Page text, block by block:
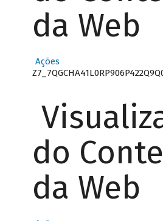
da Web
Ações
do
da Web